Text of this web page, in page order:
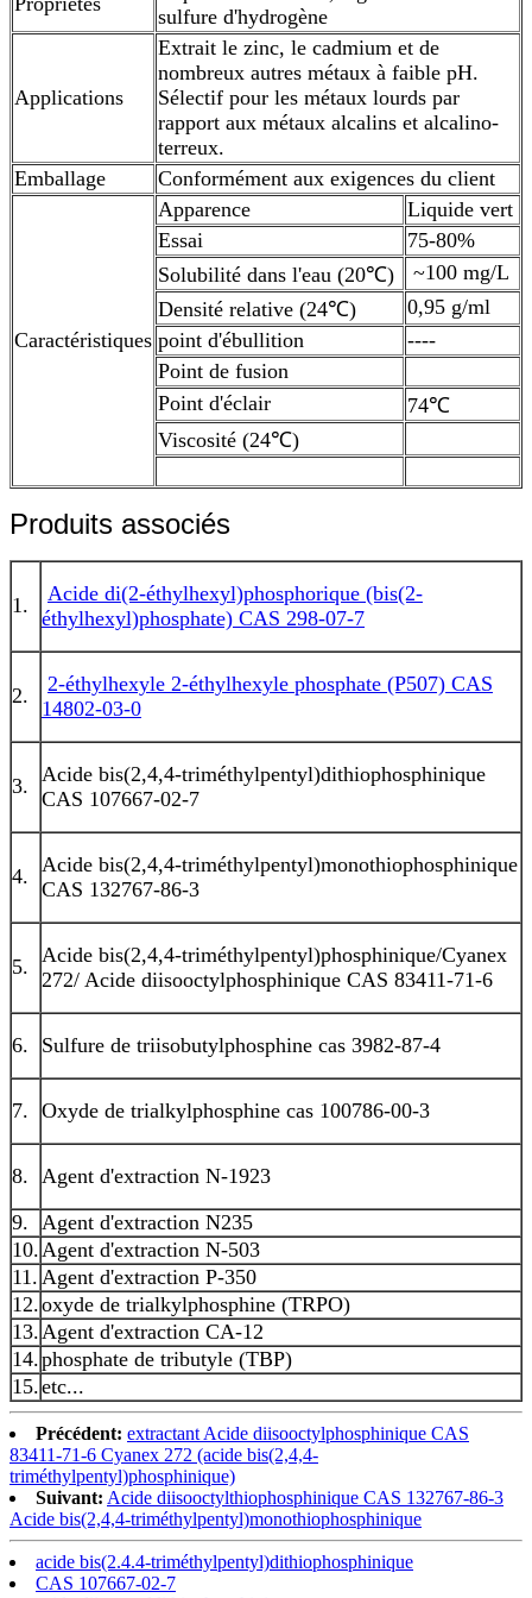
sulfure d'hydrogène
Applications
Extrait le zinc, le cadmium et de
nombreux autres métaux à faible pH.
Sélectif pour les métaux lourds par
rapport aux métaux alcalins et alcalino-
terreux.
Emballage
Conformément aux exigences du client
Caractéristiques
Apparence
Liquide vert
Essai
75-80%
Solubilité dans l'eau (20℃)
~100 mg/L
Densité relative (24℃)
0,95 g/ml
point d'ébullition
----
Point de fusion
Point d'éclair
74℃
Viscosité (24℃)
Produits associés
1.
Acide di(2-éthylhexyl)phosphorique (bis(2-
éthylhexyl)phosphate) CAS 298-07-7
2.
2-éthylhexyle 2-éthylhexyle phosphate (P507) CAS
14802-03-0
3.
Acide bis(2,4,4-triméthylpentyl)dithiophosphinique
CAS 107667-02-7
4.
Acide bis(2,4,4-triméthylpentyl)monothiophosphinique
CAS 132767-86-3
5.
Acide bis(2,4,4-triméthylpentyl)phosphinique/Cyanex
272/ Acide diisooctylphosphinique CAS 83411-71-6
6. Sulfure de triisobutylphosphine cas 3982-87-4
7. Oxyde de trialkylphosphine cas 100786-00-3
8.
Agent d'extraction N-1923
9.
Agent d'extraction N235
10. Agent d'extraction N-503
11. Agent d'extraction P-350
12.oxyde de trialkylphosphine (TRPO)
13. Agent d'extraction CA-12
14.phosphate de tributyle (TBP)
15.etc...
Précédent: extractant Acide diisooctylphosphinique CAS
83411-71-6 Cyanex 272 (acide bis(2,4,4-
triméthylpentyl)phosphinique)
Suivant: Acide diisooctylthiophosphinique CAS 132767-86-3
Acide bis(2,4,4-triméthylpentyl)monothiophosphinique
acide bis(2.4.4-triméthylpentyl)dithiophosphinique
CAS 107667-02-7